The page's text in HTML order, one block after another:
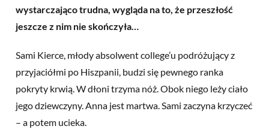
wystarczająco trudna, wygląda na to, że przeszłość
jeszcze z nim nie skończyła…
Sami Kierce, młody absolwent college’u podróżujący z
przyjaciółmi po Hiszpanii, budzi się pewnego ranka
pokryty krwią. W dłoni trzyma nóż. Obok niego leży ciało
jego dziewczyny. Anna jest martwa. Sami zaczyna krzyczeć
– a potem ucieka.